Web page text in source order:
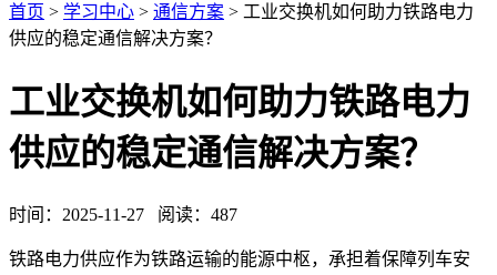
首页 > 学习中心 > 通信方案 > 工业交换机如何助力铁路电力
供应的稳定通信解决方案？
工业交换机如何助力铁路电力
供应的稳定通信解决方案？
时间： 2025-11-27 阅读： 487
铁路电力供应作为铁路运输的能源中枢，承担着保障列车安